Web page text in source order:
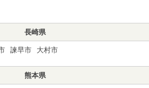
長崎県
諫早市 大村市
熊本県